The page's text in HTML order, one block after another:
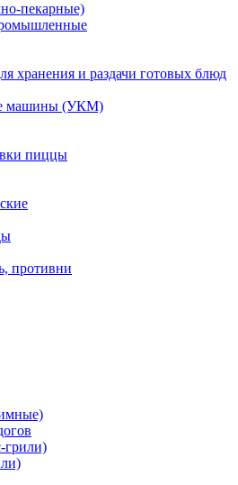
пекарные)
хранения и раздачи готовых блюд
машины (УКМ)
пиццы
противни
грили)